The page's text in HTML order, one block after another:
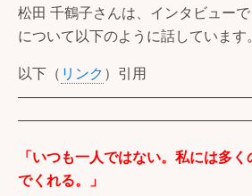
松田 千鶴子さんは、インタビューで
について以下のように話しています。
以下（ リンク）引用
「いつも一人ではない。私には多
でくれる。」